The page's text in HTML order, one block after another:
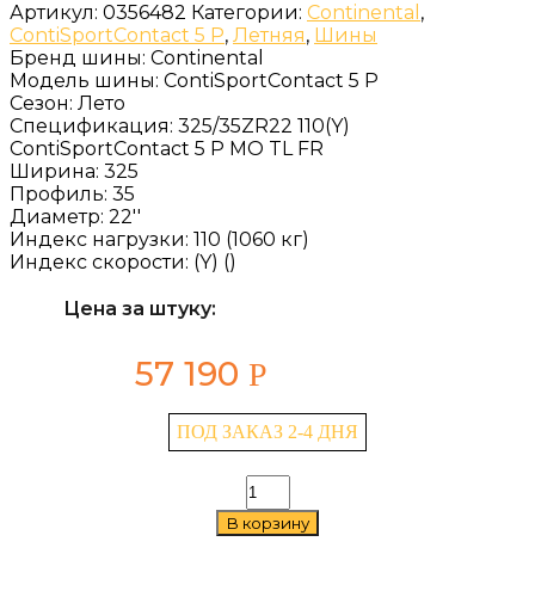
Артикул: 0356482 Категории: Continental ,
ContiSportContact 5 P, Летняя, Шины
Бренд шины: Continental
Модель шины: ContiSportContact 5 P
Сезон: Лето
Спецификация: 325/35ZR22 110(Y)
ContiSportContact 5 P MO TL FR
Ширина: 325
Профиль: 35
Диаметр: 22''
Индекс нагрузки: 110 (1060 кг)
Индекс скорости: (Y) ()
Цена за штуку:
57 190 Р
ПОД ЗАКАЗ 2-4 ДНЯ
Количество
товара
Continental
В корзину